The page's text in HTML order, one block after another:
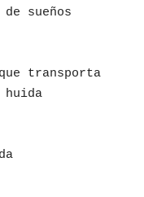
sueños
transporta
huida